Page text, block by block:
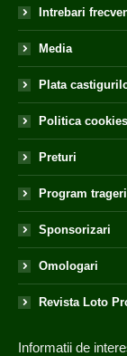
Intrebari
Media
Plata
Politica cookies
Preturi
Program
Sponsorizari
Omologari
Revista Loto
Informatii de